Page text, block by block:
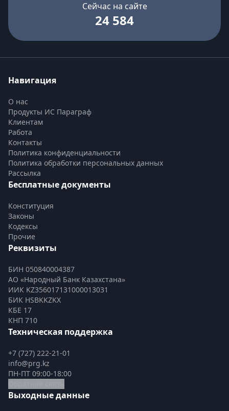
Сейчас на сайте
24 584
Навигация
О нас
Продукты ИС Параграф
Клиентам
Работа
Контакты
Политика конфиденциальности
Политика обработки персональных данных
Рассылка
Бесплатные документы
Конституция
Законы
Кодексы
Прочие
Реквизиты
БИН 050840004387
АО «Народный Банк Казахстана»
ИИК KZ356017131000013031
БИК HSBKKZKX
КБЕ 17
КНП 710
Техническая поддержка
+7 (727) 222-21-01
info@prg.kz
ПН-ПТ 09:00-18:00
Выходные данные